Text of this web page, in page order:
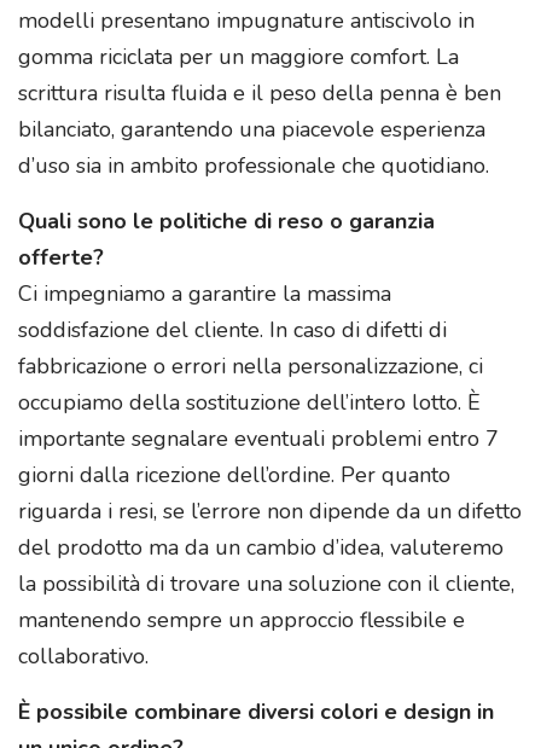
modelli presentano impugnature antiscivolo in
gomma riciclata per un maggiore comfort. La
scrittura risulta fluida e il peso della penna è ben
bilanciato, garantendo una piacevole esperienza
d’uso sia in ambito professionale che quotidiano.
Quali sono le politiche di reso o garanzia
offerte?
Ci impegniamo a garantire la massima
soddisfazione del cliente. In caso di difetti di
fabbricazione o errori nella personalizzazione, ci
occupiamo della sostituzione dell’intero lotto. È
importante segnalare eventuali problemi entro 7
giorni dalla ricezione dell’ordine. Per quanto
riguarda i resi, se l’errore non dipende da un difetto
del prodotto ma da un cambio d’idea, valuteremo
la possibilità di trovare una soluzione con il cliente,
mantenendo sempre un approccio flessibile e
collaborativo.
È possibile combinare diversi colori e design in